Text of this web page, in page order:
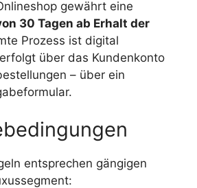
gewährt eine
30 Tagen ab Erhalt der
Prozess ist digital
über das Kundenkonto
– über ein
entsprechen gängigen